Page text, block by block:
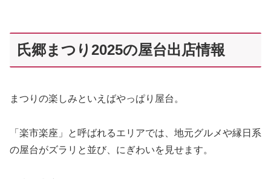
氏郷まつり2025の屋台出店情報
まつりの楽しみといえばやっぱり屋台。
「楽市楽座」と呼ばれるエリアでは、地元グルメや縁日系
の屋台がズラリと並び、にぎわいを見せます。